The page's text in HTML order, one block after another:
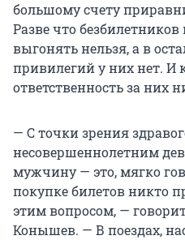
большому счету
Разве что
выгонять нельзя, а в
привилегий у них нет. И
ответственность за них
— С точки зрения
несовершеннолетним
мужчину — это, мягко
покупке билетов никто
этим вопросом, —
Конышев. — В поездах,